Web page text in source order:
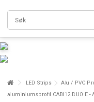
LED Strips Alu / PVC
aluminiumsprofil CABI12 DUO E